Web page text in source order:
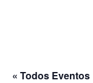
« Todos Eventos